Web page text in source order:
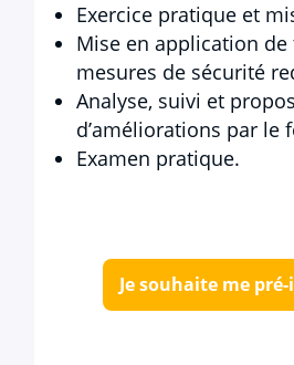
Exercice pratique et
Mise en application de
mesures de sécurité
Analyse, suivi et
d’améliorations par le
Examen pratique.
Je souhaite me